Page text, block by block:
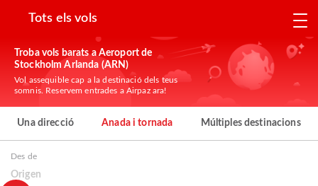
Tots els vols
Troba vols barats a Aeroport de
Stockholm Arlanda (ARN)
Vol assequible cap a la destinació dels teus
somnis. Reservem entrades a Airpaz ara!
Una direcció Anada i tornada Múltiples destinacions
Des de
Origen